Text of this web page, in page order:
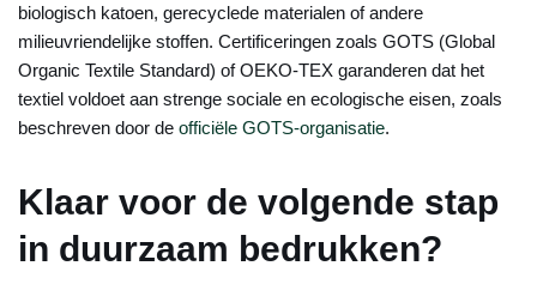
biologisch katoen, gerecyclede materialen of andere
milieuvriendelijke stoffen. Certificeringen zoals GOTS (Global
Organic Textile Standard) of OEKO-TEX garanderen dat het
textiel voldoet aan strenge sociale en ecologische eisen, zoals
beschreven door de officiële GOTS-organisatie.
Klaar voor de volgende stap
in duurzaam bedrukken?